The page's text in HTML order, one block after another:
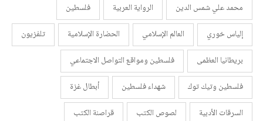
محمد علي شمس الدين
الرواية العربية
فلسطين
إلياس خوري
العالم الإسلامي الحضارة الإسلامية
تلفزيون
بريطانيا العظمى
فلسطين ومواقع التواصل الاجتماعي
فلسطين وتيك توك
شهداء فلسطين
أبطال غزة
السرقات الأدبية
لصوص الكتب
قراصنة الكتب